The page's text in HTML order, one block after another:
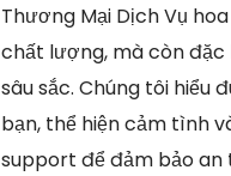
Thương Mại Dịch Vụ
chất lượng, mà còn
sâu sắc. Chúng tôi hiểu
bạn, thể hiện cảm tình
support để đảm bảo an